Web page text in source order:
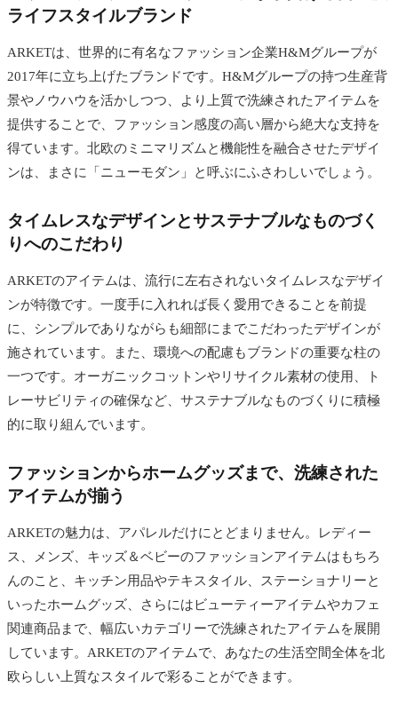
ライフスタイルブランド
ARKETは、世界的に有名なファッション企業H&Mグループが
2017年に立ち上げたブランドです。H&Mグループの持つ生産背
景やノウハウを活かしつつ、より上質で洗練されたアイテムを
提供することで、ファッション感度の高い層から絶大な支持を
得ています。北欧のミニマリズムと機能性を融合させたデザイ
ンは、まさに「ニューモダン」と呼ぶにふさわしいでしょう。
タイムレスなデザインとサステナブルなものづく
りへのこだわり
ARKETのアイテムは、流行に左右されないタイムレスなデザイ
ンが特徴です。一度手に入れれば長く愛用できることを前提
に、シンプルでありながらも細部にまでこだわったデザインが
施されています。また、環境への配慮もブランドの重要な柱の
一つです。オーガニックコットンやリサイクル素材の使用、ト
レーサビリティの確保など、サステナブルなものづくりに積極
的に取り組んでいます。
ファッションからホームグッズまで、洗練された
アイテムが揃う
ARKETの魅力は、アパレルだけにとどまりません。レディー
ス、メンズ、キッズ＆ベビーのファッションアイテムはもちろ
んのこと、キッチン用品やテキスタイル、ステーショナリーと
いったホームグッズ、さらにはビューティーアイテムやカフェ
関連商品まで、幅広いカテゴリーで洗練されたアイテムを展開
しています。ARKETのアイテムで、あなたの生活空間全体を北
欧らしい上質なスタイルで彩ることができます。